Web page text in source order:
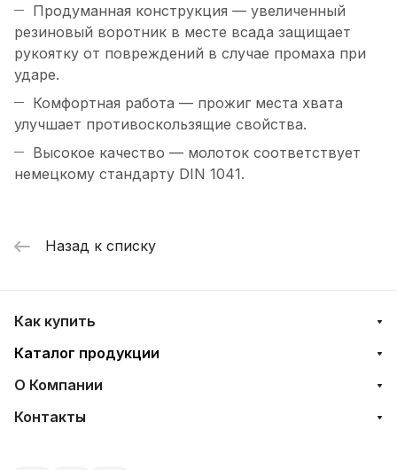
Продуманная конструкция — увеличенный
резиновый воротник в месте всада защищает
рукоятку от повреждений в случае промаха при
ударе.
Комфортная работа — прожиг места хвата
улучшает противоскользящие свойства.
Высокое качество — молоток соответствует
немецкому стандарту DIN 1041.
Назад к списку
Как купить
Каталог продукции
О Компании
Контакты